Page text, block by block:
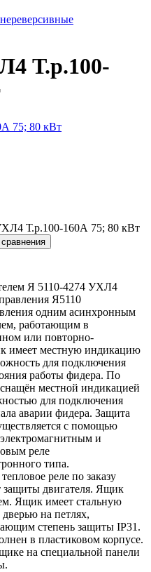
Т.р.100-
Т.р.100-160А 75; 80 кВт
Я 5110-4274 УХЛ4
Я5110
одним асинхронным
работающим в
или повторно-
имеет местную индикацию
для подключения
работы фидера. По
местной индикацией
для подключения
аварии фидера. Защита
с помощью
и
реле
типа.
реле по заказу
защиты двигателя. Ящик
Ящик имеет стальную
на петлях,
степень защиты IР31.
в пластиковом корпусе.
на специальной панели